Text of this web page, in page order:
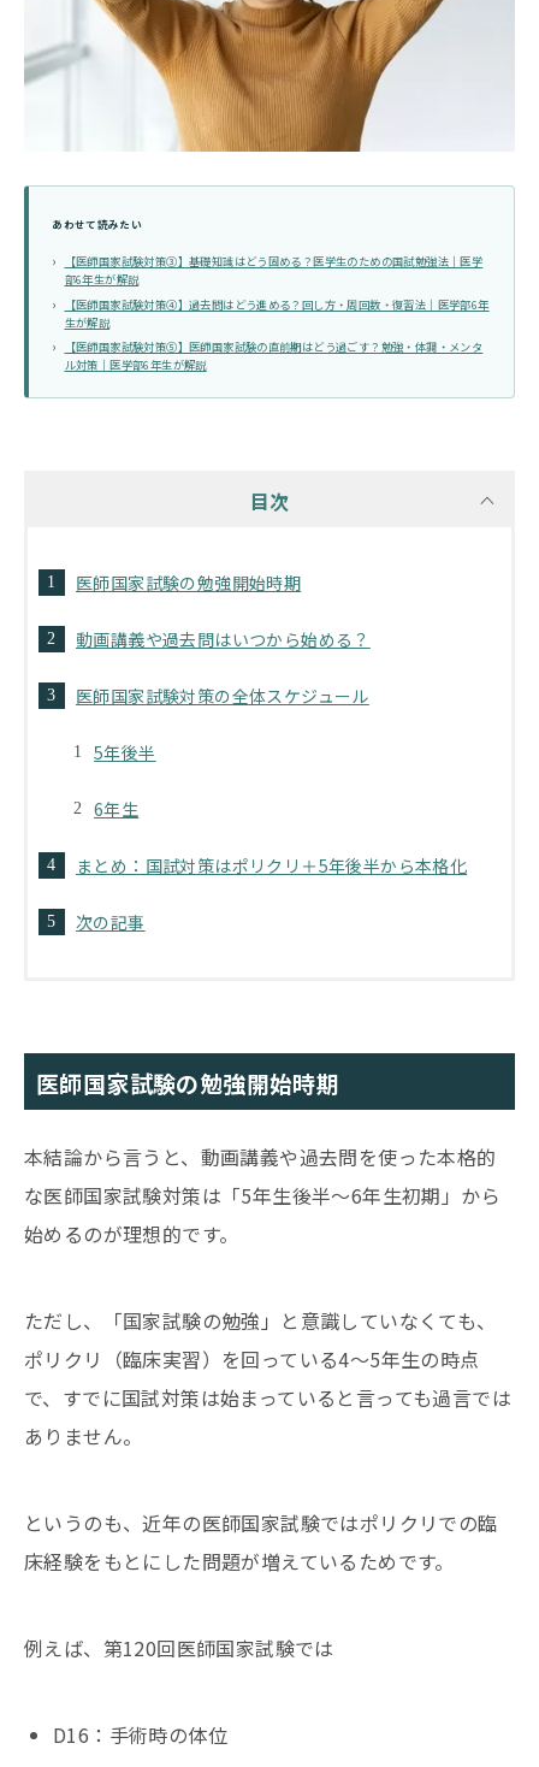
あわせて読みたい
【医師国家試験対策③】基礎知識はどう固める？医学生のための国試勉強法｜医学
部6年生が解説
【医師国家試験対策④】過去問はどう進める？回し方・周回数・復習法｜医学部6年
生が解説
【医師国家試験対策⑤】医師国家試験の直前期はどう過ごす？勉強・体調・メンタ
ル対策｜医学部6年生が解説
目次
医師国家試験の勉強開始時期
動画講義や過去問はいつから始める？
医師国家試験対策の全体スケジュール
5年後半
6年生
まとめ：国試対策はポリクリ＋5年後半から本格化
次の記事
医師国家試験の勉強開始時期
本結論から言うと、動画講義や過去問を使った本格的
な医師国家試験対策は「5年生後半〜6年生初期」から
始めるのが理想的です。
ただし、「国家試験の勉強」と意識していなくても、
ポリクリ（臨床実習）を回っている4〜5年生の時点
で、すでに国試対策は始まっていると言っても過言では
ありません。
というのも、近年の医師国家試験ではポリクリでの臨
床経験をもとにした問題が増えているためです。
例えば、第120回医師国家試験では
D16：手術時の体位